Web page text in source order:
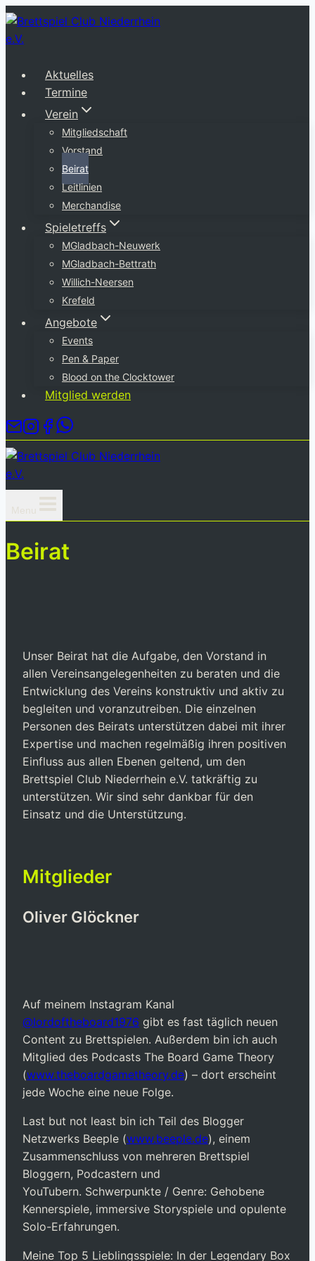
Zum
Inhalt
springen
Aktuelles
Termine
Verein
Mitgliedschaft
Vorstand
Beirat
Leitlinien
Merchandise
Spieletreffs
MGladbach-Neuwerk
MGladbach-Bettrath
Willich-Neersen
Krefeld
Angebote
Events
Pen & Paper
Blood on the Clocktower
Mitglied werden
Menu
Beirat
Unser Beirat hat die Aufgabe, den Vorstand in
allen Vereinsangelegenheiten zu beraten und die
Entwicklung des Vereins konstruktiv und aktiv zu
begleiten und voranzutreiben. Die einzelnen
Personen des Beirats unterstützen dabei mit ihrer
Expertise und machen regelmäßig ihren positiven
Einfluss aus allen Ebenen geltend, um den
Brettspiel Club Niederrhein e.V. tatkräftig zu
unterstützen. Wir sind sehr dankbar für den
Einsatz und die Unterstützung.
Mitglieder
Oliver Glöckner
Auf meinem Instagram Kanal
@lordoftheboard1976 gibt es fast täglich neuen
Content zu Brettspielen. Außerdem bin ich auch
Mitglied des Podcasts The Board Game Theory
(www.theboardgametheory.de) – dort erscheint
jede Woche eine neue Folge.
Last but not least bin ich Teil des Blogger
Netzwerks Beeple (www.beeple.de), einem
Zusammenschluss von mehreren Brettspiel
Bloggern, Podcastern und
YouTubern. Schwerpunkte / Genre: Gehobene
Kennerspiele, immersive Storyspiele und opulente
Solo-Erfahrungen.
Meine Top 5 Lieblingsspiele: In der Legendary Box